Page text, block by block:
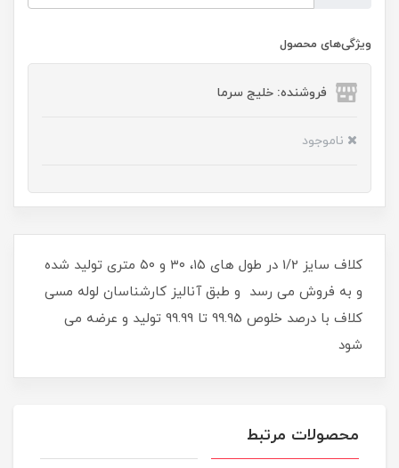
ویژگی‌های محصول
فروشنده: خلیج سرما
ناموجود
کلاف سایز 1/2 در طول های ۱۵، ۳۰ و ۵۰ متری تولید شده
و به فروش می رسد و طبق آنالیز کارشناسان لوله مسی
کلاف با درصد خلوص 99.95 تا 99.99 تولید و عرضه می
شود
محصولات مرتبط